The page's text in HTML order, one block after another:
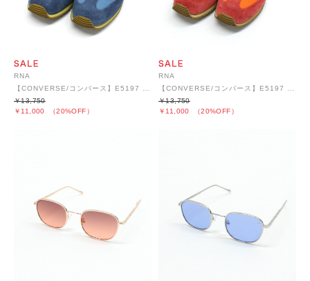
RNA
【CONVERSE/コンバース】E5197 オールスターSTFIRE AG
￥11,000 （20%OFF）
￥13,750
RNA
【CONVERSE/コンバース】E5197 オールスターSTFIRE AG
￥11,000 （20%OFF）
￥13,750